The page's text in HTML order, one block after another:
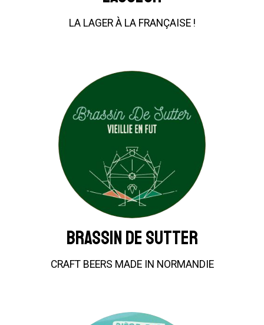
LA LAGER À LA FRANÇAISE !
Brassin De Sutter
CRAFT BEERS MADE IN NORMANDIE